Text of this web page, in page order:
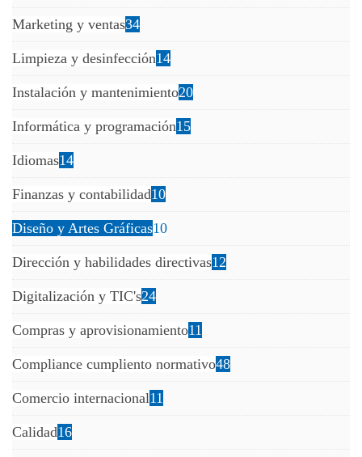
Marketing y ventas34
Limpieza y desinfección14
Instalación y mantenimiento20
Informática y programación15
Idiomas14
Finanzas y contabilidad10
Diseño y Artes Gráficas10
Dirección y habilidades directivas12
Digitalización y TIC's24
Compras y aprovisionamiento11
Compliance cumpliento normativo48
Comercio internacional11
Calidad16